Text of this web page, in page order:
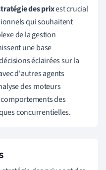
des prixest crucial
qui souhaitent
de la gestion
une base
éclairées sur la
d'autres agents
des moteurs
des
concurrentielles.